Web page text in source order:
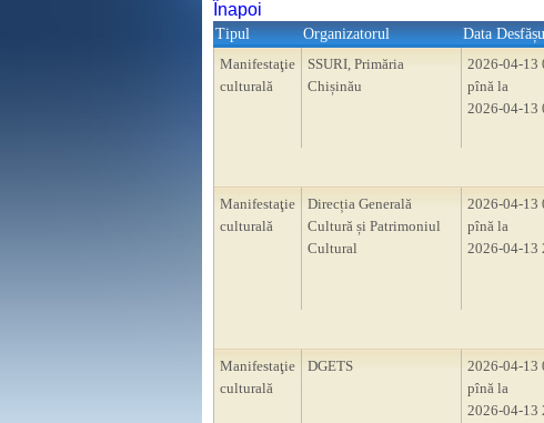
Înapoi
Tipul Organizatorul Data
Manifestaţie
culturală
SSURI, Primăria
Chișinău
2026-04-13
pînă la
2026-04-13
Manifestaţie
culturală
Direcția Generală
Cultură și Patrimoniul
Cultural
2026-04-13
pînă la
2026-04-13
Manifestaţie
culturală
DGETS
2026-04-13
pînă la
2026-04-13